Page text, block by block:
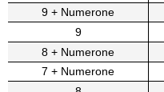
9 + Numerone
9
8 + Numerone
7 + Numerone